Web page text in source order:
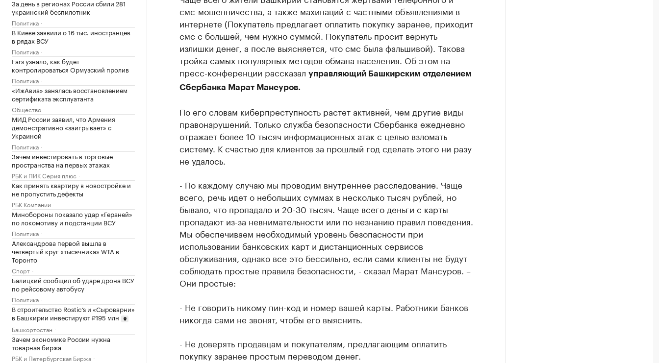
За день в регионах России сбили 281
украинский беспилотник
Политика
В Киеве заявили о 16 тыс. иностранцев
в рядах ВСУ
Политика
Fars узнало, как будет
контролироваться Ормузский пролив
Политика
«ИжАвиа» занялась восстановлением
сертификата эксплуатанта
Общество
МИД России заявил, что Армения
демонстративно «заигрывает» с
Украиной
Политика
Зачем инвестировать в торговые
пространства на первых этажах
РБК и ПИК Серия плюс
Как принять квартиру в новостройке и
не пропустить дефекты
РБК Компании
Минобороны показало удар «Гераней»
по локомотиву и подстанции ВСУ
Политика
Александрова первой вышла в
четвертый круг «тысячника» WTA в
Торонто
Спорт
Балицкий сообщил об ударе дрона ВСУ
по рейсовому автобусу
Политика
В строительство Rostic’s и «Сыроварни»
в Башкирии инвестируют ₽195 млн
Башкортостан
Зачем экономике России нужна
товарная биржа
РБК и Петербургская Биржа
смс-мошенничества, а также махинаций с частными объявлениями в
интернете (Покупатель предлагает оплатить покупку заранее, приходит
смс с большей, чем нужно суммой. Покупатель просит вернуть
излишки денег, а после выясняется, что смс была фальшивой). Такова
тройка самых популярных методов обмана населения. Об этом на
пресс-конференции рассказал управляющий Башкирским отделением
Сбербанка Марат Мансуров.
По его словам киберпреступность растет активней, чем другие виды
правонарушений. Только служба безопасности Сбербанка ежедневно
отражает более 10 тысяч информационных атак с целью взломать
систему. К счастью для клиентов за прошлый год сделать этого ни разу
не удалось.
- По каждому случаю мы проводим внутреннее расследование. Чаще
всего, речь идет о небольших суммах в несколько тысяч рублей, но
бывало, что пропадало и 20-30 тысяч. Чаще всего деньги с карты
пропадают из-за невнимательности или по незнанию правил поведения.
Мы обеспечиваем необходимый уровень безопасности при
использовании банковских карт и дистанционных сервисов
обслуживания, однако все это бессильно, если сами клиенты не будут
соблюдать простые правила безопасности, - сказал Марат Мансуров. –
Они простые:
- Не говорить никому пин-код и номер вашей карты. Работники банков
никогда сами не звонят, чтобы его выяснить.
- Не доверять продавцам и покупателям, предлагающим оплатить
покупку заранее простым переводом денег.